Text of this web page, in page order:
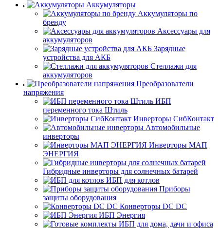
Аккумуляторы
Аккумуляторы по
бренду
Аксессуары для
аккумуляторов
Зарядные
устройства для АКБ
Стеллажи для
аккумуляторов
Преобразователи
напряжения
ИБП
переменного тока Штиль
Инверторы СибКонтакт
Автомобильные
инверторы
Инверторы МАП
ЭНЕРГИЯ
Гибридные инверторы для солнечных батарей
ИБП для котлов
Приборы
защиты оборудования
Конверторы DC DC
ИБП Энергия